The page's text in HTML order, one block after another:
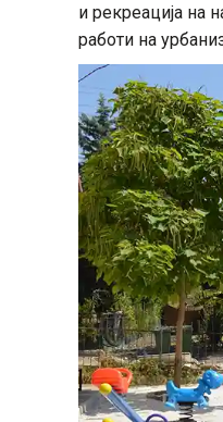
и рекреација на
работи на